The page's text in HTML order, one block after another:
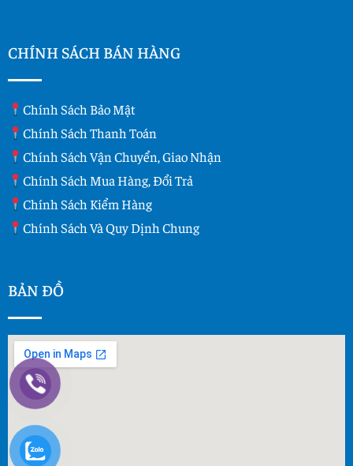
CHÍNH SÁCH BÁN HÀNG
Chính Sách Bảo Mật
Chính Sách Thanh Toán
Chính Sách Vận Chuyển, Giao Nhận
Chính Sách Mua Hàng, Đổi Trả
Chính Sách Kiểm Hàng
Chính Sách Và Quy Dịnh Chung
BẢN ĐỒ